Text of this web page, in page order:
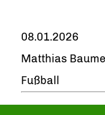
08.01.2026
Matthias
Fußball